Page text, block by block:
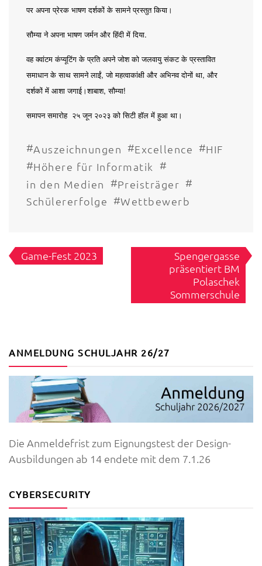
पर अपना प्रेरक भाषण दर्शकों के सामने प्रस्तुत किया।
सौम्या ने अपना भाषण जर्मन और हिंदी में दिया.
वह क्वांटम कंप्यूटिंग के प्रति अपने जोश को जलवायु संकट के प्रस्तावित
समाधान के साथ सामने लाईं,जो महत्वाकांक्षी और अभिनव दोनों था, और
दर्शकों में आशा जगाई।शाबाश,सौम्या!
समापन समारोह २५ जून २०२३ को सिटी हॉल में हुआ था।
#Auszeichnungen #Excellence #HIF
#Höhere für Informatik #
in den Medien #Preisträger #
Schülererfolge #Wettbewerb
Game-Fest 2023
Spengergasse
präsentiert BM
Polaschek
Sommerschule
ANMELDUNG SCHULJAHR 26/27
Die Anmeldefrist zum Eignungstest der Design-
Ausbildungen ab 14 endete mit dem 7.1.26
CYBERSECURITY